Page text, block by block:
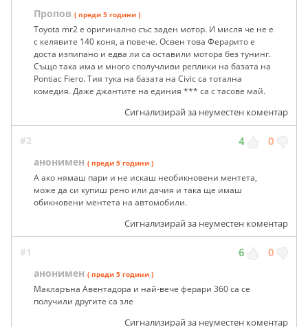
Пропов ( преди 5 години )
Toyota mr2 е оригинално със заден мотор. И мисля че не е
с келявите 140 коня, а повече. Освен това Ферарито е
доста изпипано и едва ли са оставили мотора без тунинг.
Също така има и много сполучливи реплики на базата на
Pontiac Fiero. Тия тука на базата на Civic са тотална
комедия. Даже джантите на единия *** са с тасове май.
Сигнализирай за неуместен коментар
#2 4 0
анонимен ( преди 5 години )
А ако нямаш пари и не искаш необикновени ментета,
може да си купиш рено или дачия и така ще имаш
обикновени ментета на автомобили.
Сигнализирай за неуместен коментар
#1 6 0
анонимен ( преди 5 години )
Макларъна Авентадора и най-вече ферари 360 са се
получили другите са зле
Сигнализирай за неуместен коментар